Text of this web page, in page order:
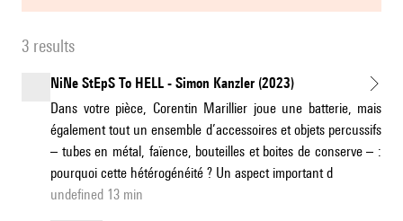
3 results
NiNe StEpS To HELL - Simon Kanzler (2023)
Dans votre pièce, Corentin Marillier joue une batterie, mais
également tout un ensemble d’accessoires et objets percussifs
– tubes en métal, faïence, bouteilles et boites de conserve – :
pourquoi cette hétérogénéité ? Un aspect important d
undefined 13 min